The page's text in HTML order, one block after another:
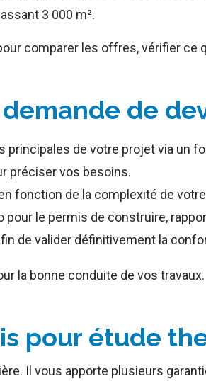
3 000 m².
comparer les offres, vérifier ce
de
de votre projet via un
préciser vos besoins.
fonction de la complexité de
le permis de construire,
de valider définitivement la
la bonne conduite de vos travaux.
pour étude
Il vous apporte plusieurs